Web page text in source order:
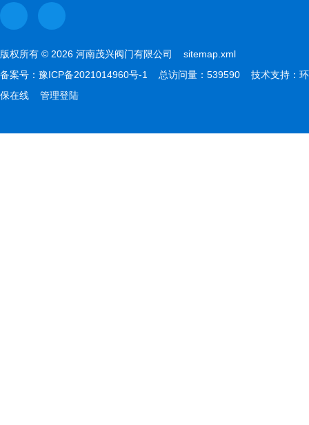
版权所有 © 2026 河南茂兴阀门有限公司 sitemap.xml
备案号： 豫ICP备2021014960号-1 总访问量：539590 技术支持： 环
保在线
管理登陆